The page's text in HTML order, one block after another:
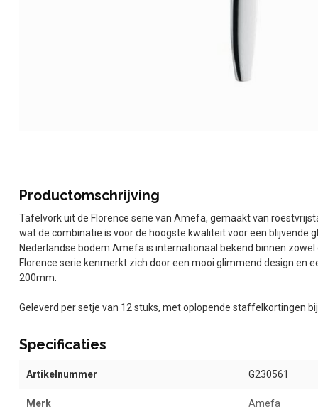
Productomschrijving
Tafelvork uit de Florence serie van Amefa, gemaakt van
wat de combinatie is voor de hoogste kwaliteit voor een blijvende
Nederlandse bodem Amefa is internationaal bekend binnen
Florence serie kenmerkt zich door een mooi glimmend design en
200mm.
Geleverd per setje van 12 stuks, met oplopende staffelkortingen
Specificaties
Artikelnummer G230561
Merk Amefa